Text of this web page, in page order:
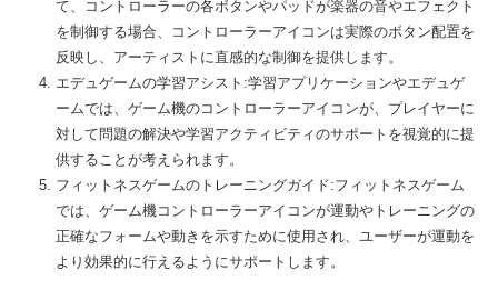
て、コントローラーの各ボタンやパッドが楽器の音やエフェクト
を制御する場合、コントローラーアイコンは実際のボタン配置を
反映し、アーティストに直感的な制御を提供します。
エデュゲームの学習アシスト:学習アプリケーションやエデュゲ
ームでは、ゲーム機のコントローラーアイコンが、プレイヤーに
対して問題の解決や学習アクティビティのサポートを視覚的に提
供することが考えられます。
フィットネスゲームのトレーニングガイド:フィットネスゲーム
では、ゲーム機コントローラーアイコンが運動やトレーニングの
正確なフォームや動きを示すために使用され、ユーザーが運動を
より効果的に行えるようにサポートします。